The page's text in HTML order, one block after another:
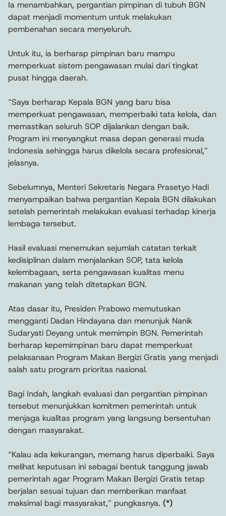
Ia menambahkan, pergantian pimpinan di tubuh BGN
dapat menjadi momentum untuk melakukan
pembenahan secara menyeluruh.
Untuk itu, ia berharap pimpinan baru mampu
memperkuat sistem pengawasan mulai dari tingkat
pusat hingga daerah.
“Saya berharap Kepala BGN yang baru bisa
memperkuat pengawasan, memperbaiki tata kelola, dan
memastikan seluruh SOP dijalankan dengan baik.
Program ini menyangkut masa depan generasi muda
Indonesia sehingga harus dikelola secara profesional,”
jelasnya.
Sebelumnya, Menteri Sekretaris Negara Prasetyo Hadi
menyampaikan bahwa pergantian Kepala BGN dilakukan
setelah pemerintah melakukan evaluasi terhadap kinerja
lembaga tersebut.
Hasil evaluasi menemukan sejumlah catatan terkait
kedisiplinan dalam menjalankan SOP, tata kelola
kelembagaan, serta pengawasan kualitas menu
makanan yang telah ditetapkan BGN.
Atas dasar itu, Presiden Prabowo memutuskan
mengganti Dadan Hindayana dan menunjuk Nanik
Sudaryati Deyang untuk memimpin BGN. Pemerintah
berharap kepemimpinan baru dapat memperkuat
pelaksanaan Program Makan Bergizi Gratis yang menjadi
salah satu program prioritas nasional.
Bagi Indah, langkah evaluasi dan pergantian pimpinan
tersebut menunjukkan komitmen pemerintah untuk
menjaga kualitas program yang langsung bersentuhan
dengan masyarakat.
“Kalau ada kekurangan, memang harus diperbaiki. Saya
melihat keputusan ini sebagai bentuk tanggung jawab
pemerintah agar Program Makan Bergizi Gratis tetap
berjalan sesuai tujuan dan memberikan manfaat
maksimal bagi masyarakat,” pungkasnya. (*)